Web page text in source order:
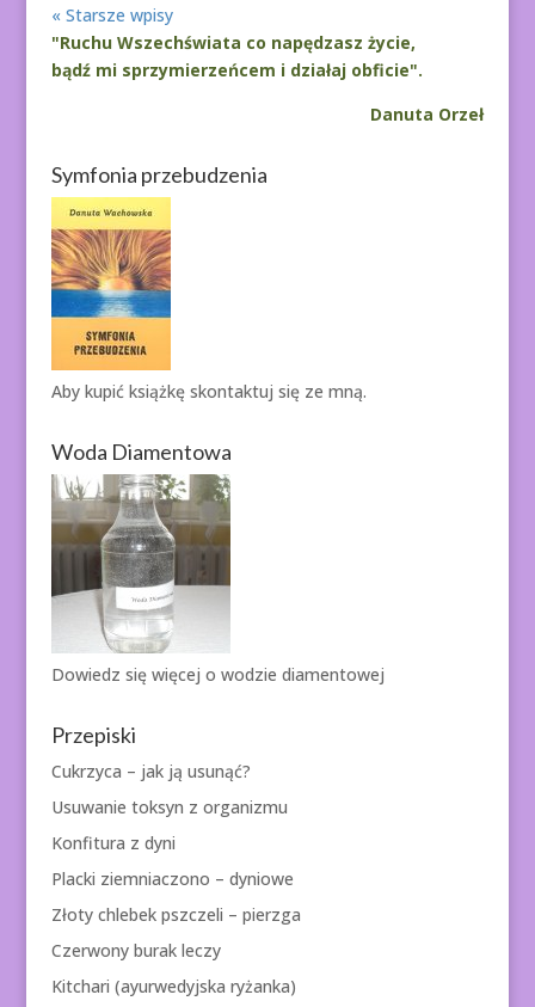
« Starsze wpisy
"Ruchu Wszechświata co napędzasz życie,
bądź mi sprzymierzeńcem i działaj obficie".
Danuta Orzeł
Symfonia przebudzenia
Aby kupić książkę skontaktuj się ze mną.
Woda Diamentowa
Dowiedz się więcej o wodzie diamentowej
Przepiski
Cukrzyca – jak ją usunąć?
Usuwanie toksyn z organizmu
Konfitura z dyni
Placki ziemniaczono – dyniowe
Złoty chlebek pszczeli – pierzga
Czerwony burak leczy
Kitchari (ayurwedyjska ryżanka)